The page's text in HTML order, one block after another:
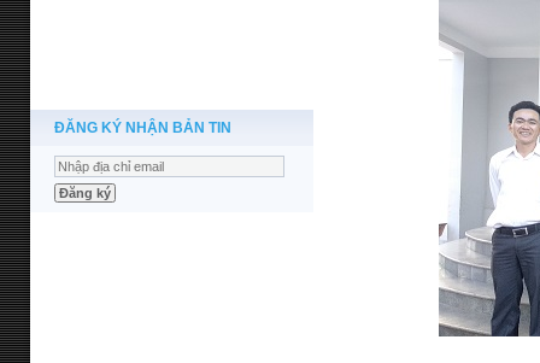
ĐĂNG KÝ NHẬN BẢN TIN